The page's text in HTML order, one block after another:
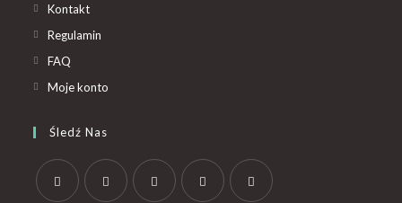
Kontakt
Regulamin
FAQ
Moje konto
Śledź Nas